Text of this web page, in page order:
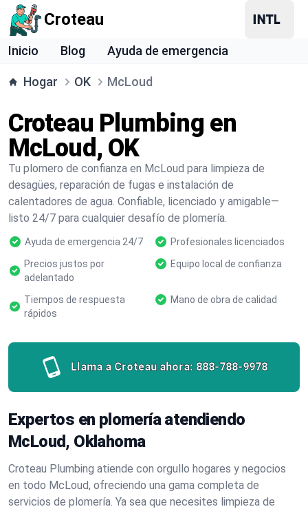
Croteau
Inicio Blog Ayuda de emergencia
Hogar OK McLoud
Croteau Plumbing en
McLoud, OK
Tu plomero de confianza en McLoud para limpieza de
desagües, reparación de fugas e instalación de
calentadores de agua. Confiable, licenciado y amigable—
listo 24/7 para cualquier desafío de plomería.
Ayuda de emergencia 24/7
Profesionales licenciados
Precios justos por
adelantado
Equipo local de confianza
Tiempos de respuesta
rápidos
Mano de obra de calidad
Llama a Croteau ahora: 888-788-9978
Expertos en plomería atendiendo
McLoud, Oklahoma
Croteau Plumbing atiende con orgullo hogares y negocios
en todo McLoud, ofreciendo una gama completa de
servicios de plomería. Ya sea que necesites limpieza de